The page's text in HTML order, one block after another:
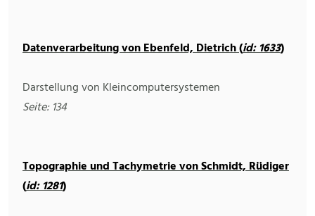
Datenverarbeitung von Ebenfeld, Dietrich (id: 1633)
Darstellung von Kleincomputersystemen
Seite: 134
Topographie und Tachymetrie von Schmidt, Rüdiger
(id: 1281)